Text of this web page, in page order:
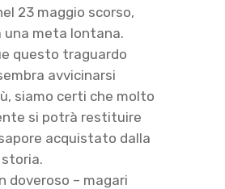
23 maggio scorso,
una meta lontana.
questo traguardo
avvicinarsi
siamo certi che molto
si potrà restituire
acquistato dalla
doveroso – magari